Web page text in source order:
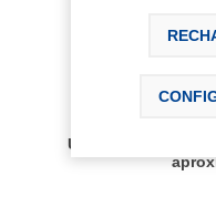
Últimas unidades